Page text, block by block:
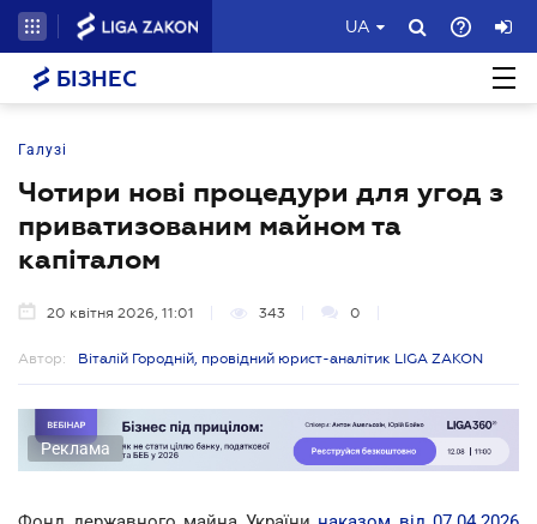
UA
БІЗНЕС
Галузі
Чотири нові процедури для угод з
приватизованим майном та
капіталом
20 квітня 2026, 11:01 343 0
Автор: Віталій Городній, провідний юрист-аналітик LIGA ZAKON
Реклама